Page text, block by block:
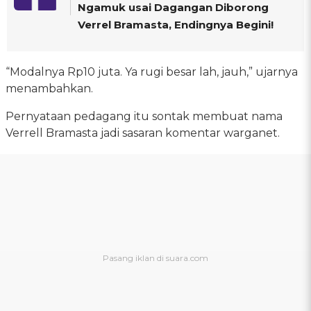
Ngamuk usai Dagangan Diborong
Verrel Bramasta, Endingnya Begini!
“Modalnya Rp10 juta. Ya rugi besar lah, jauh,” ujarnya
menambahkan.
Pernyataan pedagang itu sontak membuat nama
Verrell Bramasta jadi sasaran komentar warganet.